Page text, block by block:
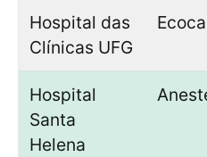
Hospital das
Clínicas UFG
Hospital
Santa
Helena